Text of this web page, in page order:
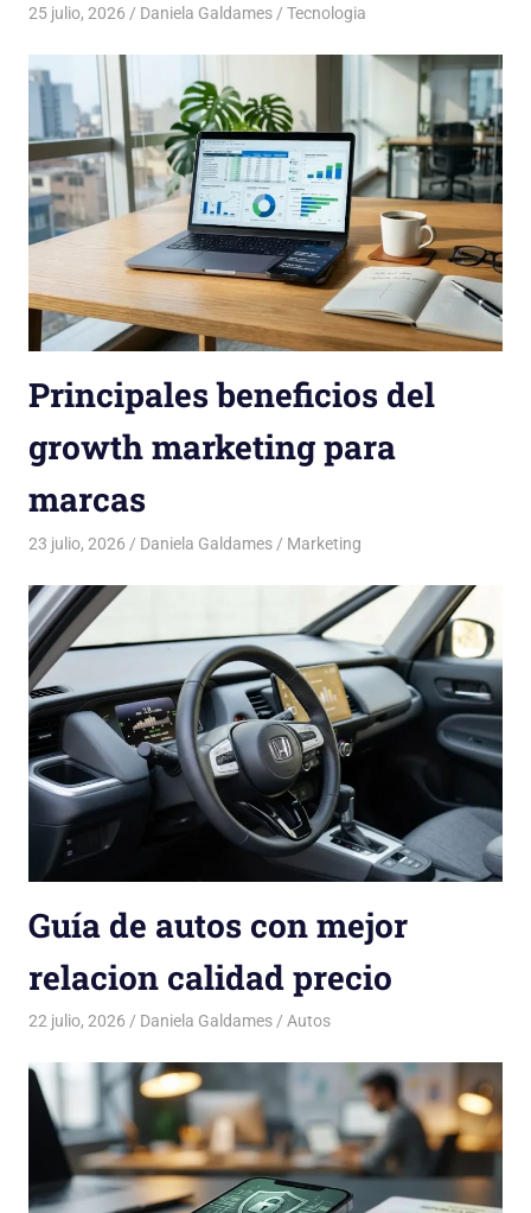
25 julio, 2026 Daniela Galdames Tecnologia
Principales beneficios del
growth marketing para
marcas
23 julio, 2026 Daniela Galdames Marketing
Guía de autos con mejor
relacion calidad precio
22 julio, 2026 Daniela Galdames Autos